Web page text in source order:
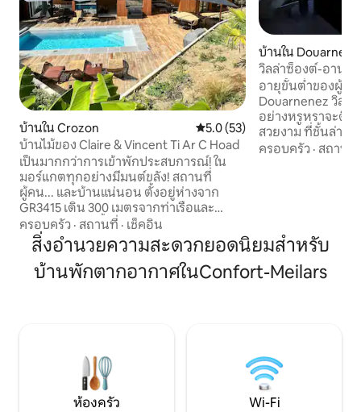
บ้านใน Crozon คะแนนเฉลี่ย 5.0 จาก 5, 53 รีวิว
5.0 (53)
บ้านไม้ของ Claire & Vincent Ti Ar C Hoad
เป็นมากกว่าการเข้าพักประสบการณ์! ใน
มอร์แกตทุกอย่างมีมนต์ขลัง! สถานที่
ผู้คน... และบ้านแน่นอน ตั้งอยู่ห่างจาก
GR3415 เดิน 300 เมตรจากท่าเรือและ
ท่าเรือ สระว่ายน้ำขนาด 7x3 ให้ความร้อน
ตั้งแต่เดือนเมษายน - พฤษภาคมถึงเดือน
กันยายน/ตุลาคม ห้องอาบน้ำแบบตุรกี พัก
ได้ 12 ท่าน -3 ห้องนอนพร้อมเตียงคู่แยก
เป็น 2 เท่าขนาด 80x200 - หอพัก 1 ห้อง
12 คนขอบคุณ
ครอบครัว · สถานที่ · เช็คอิน
บ้านใน
วิลล่าซ็องต์-อาน บ
อายุขั้นต่ำของผู้เช่า
Douarnenez วิลล่
อย่างหรูหราจะดึ
สวยงาม ที่ชั้นล่าง
ประทานอาหารทีวี
พร้อมโถสุขภัณฑ์แ
เวลาที่น่าจดจำใน
พาร์ทเมนท์ให้เช่า
ครอบครัว · สถานที่
สิ่งอำนวยความสะดวกยอดนิยมสำหรับ
บ้านพักตากอากาศในConfort-Meilars
ห้องครัว Wi-Fi